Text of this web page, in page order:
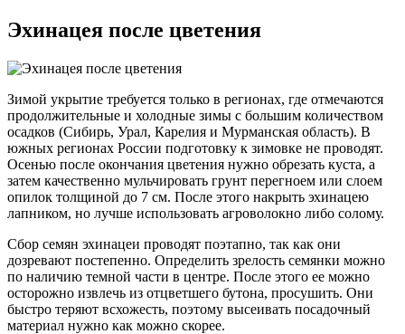
Эхинацея после цветения
Зимой укрытие требуется только в регионах, где отмечаются
продолжительные и холодные зимы с большим количеством
осадков (Сибирь, Урал, Карелия и Мурманская область). В
южных регионах России подготовку к зимовке не проводят.
Осенью после окончания цветения нужно обрезать куста, а
затем качественно мульчировать грунт перегноем или слоем
опилок толщиной до 7 см. После этого накрыть эхинацею
лапником, но лучше использовать агроволокно либо солому.
Сбор семян эхинацеи проводят поэтапно, так как они
дозревают постепенно. Определить зрелость семянки можно
по наличию темной части в центре. После этого ее можно
осторожно извлечь из отцветшего бутона, просушить. Они
быстро теряют всхожесть, поэтому высеивать посадочный
материал нужно как можно скорее.